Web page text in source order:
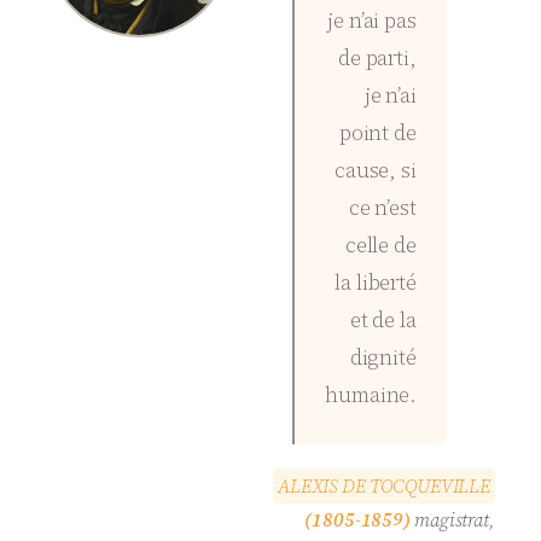
je n’ai pas
de parti,
je n’ai
point de
cause, si
ce n’est
celle de
la liberté
et de la
dignité
humaine.
ALEXISDE TOCQUEVILLE
(1805-1859) magistrat,